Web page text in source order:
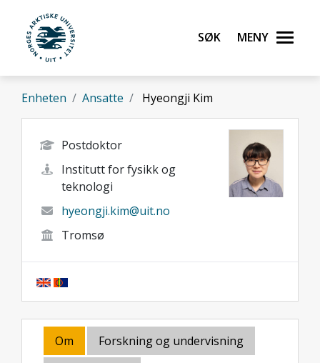
Gå til hovedinnhold
UiT Norges arktiske universitet
Søk Meny
Enheten Ansatte Hyeongji Kim
Postdoktor
Institutt for fysikk og
teknologi
hyeongji.kim@uit.no
Tromsø
Om
Forskning og undervisning